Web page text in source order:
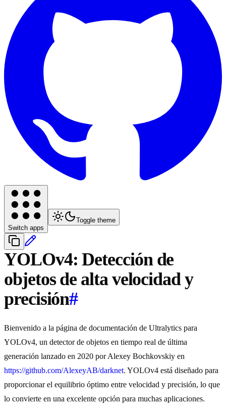
Switch apps
Toggle theme
YOLOv4: Detección de
objetos de alta velocidad y
precisión#
Bienvenido a la página de documentación de Ultralytics para
YOLOv4, un detector de objetos en tiempo real de última
generación lanzado en 2020 por Alexey Bochkovskiy en
https://github.com/AlexeyAB/darknet. YOLOv4 está diseñado para
proporcionar el equilibrio óptimo entre velocidad y precisión, lo que
lo convierte en una excelente opción para muchas aplicaciones.